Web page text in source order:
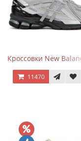
Кроссовки New
11470